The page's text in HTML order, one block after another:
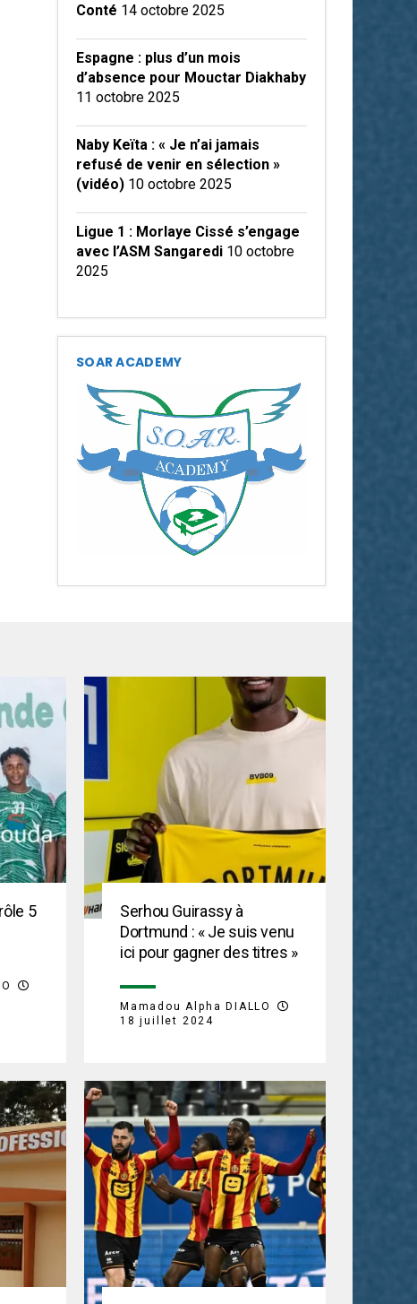
Conté 14 octobre 2025
Espagne : plus d’un mois
d’absence pour Mouctar Diakhaby
11 octobre 2025
Naby Keïta : « Je n’ai jamais
refusé de venir en sélection »
(vidéo) 10 octobre 2025
Ligue 1 : Morlaye Cissé s’engage
avec l’ASM Sangaredi 10 octobre
2025
SOAR ACADEMY
5
Serhou Guirassy à
Dortmund : « Je suis venu
ici pour gagner des titres »
Mamadou Alpha DIALLO
18 juillet 2024